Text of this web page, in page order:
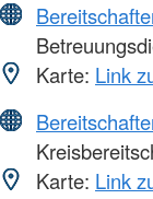
Karte: Link
Karte: Link